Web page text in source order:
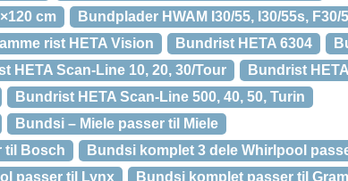
cm
Bundplader HWAM I30/55, I30/55s, F30/
rist HETA Vision Bundrist HETA 6304
HETA Scan-Line 10, 20, 30/Tour
Bundrist
Bundrist HETA Scan-Line 500, 40, 50, Turin
Bundsi – Miele passer til Miele
til Bosch
Bundsi komplet 3 dele Whirlpool
passer til Lynx
Bundsi komplet passer til Gram